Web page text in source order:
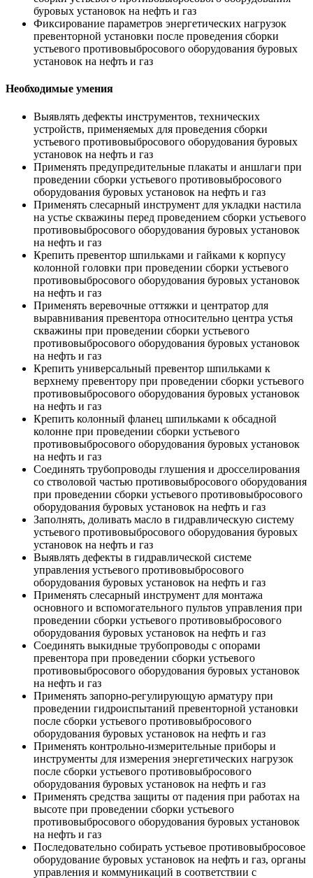
буровых установок на нефть и газ
Фиксирование параметров энергетических нагрузок
превенторной установки после проведения сборки
устьевого противовыбросового оборудования буровых
установок на нефть и газ
Необходимые умения
Выявлять дефекты инструментов, технических
устройств, применяемых для проведения сборки
устьевого противовыбросового оборудования буровых
установок на нефть и газ
Применять предупредительные плакаты и аншлаги при
проведении сборки устьевого противовыбросового
оборудования буровых установок на нефть и газ
Применять слесарный инструмент для укладки настила
на устье скважины перед проведением сборки устьевого
противовыбросового оборудования буровых установок
на нефть и газ
Крепить превентор шпильками и гайками к корпусу
колонной головки при проведении сборки устьевого
противовыбросового оборудования буровых установок
на нефть и газ
Применять веревочные оттяжки и центратор для
выравнивания превентора относительно центра устья
скважины при проведении сборки устьевого
противовыбросового оборудования буровых установок
на нефть и газ
Крепить универсальный превентор шпильками к
верхнему превентору при проведении сборки устьевого
противовыбросового оборудования буровых установок
на нефть и газ
Крепить колонный фланец шпильками к обсадной
колонне при проведении сборки устьевого
противовыбросового оборудования буровых установок
на нефть и газ
Соединять трубопроводы глушения и дросселирования
со стволовой частью противовыбросового оборудования
при проведении сборки устьевого противовыбросового
оборудования буровых установок на нефть и газ
Заполнять, доливать масло в гидравлическую систему
устьевого противовыбросового оборудования буровых
установок на нефть и газ
Выявлять дефекты в гидравлической системе
управления устьевого противовыбросового
оборудования буровых установок на нефть и газ
Применять слесарный инструмент для монтажа
основного и вспомогательного пультов управления при
проведении сборки устьевого противовыбросового
оборудования буровых установок на нефть и газ
Соединять выкидные трубопроводы с опорами
превентора при проведении сборки устьевого
противовыбросового оборудования буровых установок
на нефть и газ
Применять запорно-регулирующую арматуру при
проведении гидроиспытаний превенторной установки
после сборки устьевого противовыбросового
оборудования буровых установок на нефть и газ
Применять контрольно-измерительные приборы и
инструменты для измерения энергетических нагрузок
после сборки устьевого противовыбросового
оборудования буровых установок на нефть и газ
Применять средства защиты от падения при работах на
высоте при проведении сборки устьевого
противовыбросового оборудования буровых установок
на нефть и газ
Последовательно собирать устьевое противовыбросовое
оборудование буровых установок на нефть и газ, органы
управления и коммуникаций в соответствии с